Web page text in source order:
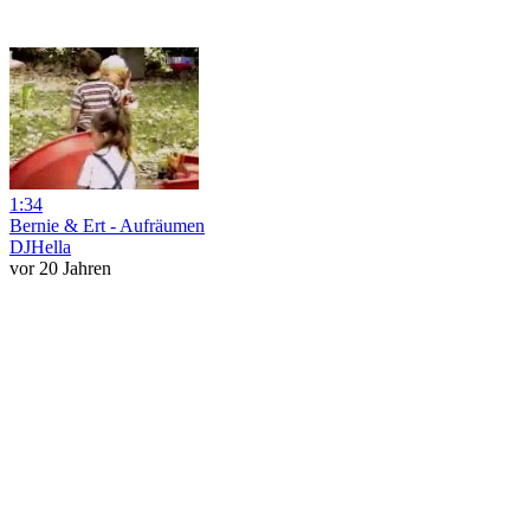
1:34
Bernie & Ert - Aufräumen
DJHella
vor 20 Jahren